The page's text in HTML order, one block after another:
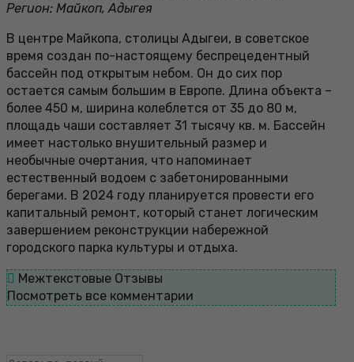
Регион: Майкоп, Адыгея
В центре Майкопа, столицы Адыгеи, в советское
время создан по-настоящему беспрецедентный
бассейн под открытым небом. Он до сих пор
остается самым большим в Европе. Длина объекта –
более 450 м, ширина колеблется от 35 до 80 м,
площадь чаши составляет 31 тысячу кв. м. Бассейн
имеет настолько внушительный размер и
необычные очертания, что напоминает
естественный водоем с забетонированными
берегами. В 2024 году планируется провести его
капитальный ремонт, который станет логическим
завершением реконструкции набережной
городского парка культуры и отдыха.
Межтекстовые Отзывы
Посмотреть все комментарии